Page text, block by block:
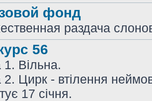
фонд
раздача
56
Вільна.
Цирк - втілення
17 січня.